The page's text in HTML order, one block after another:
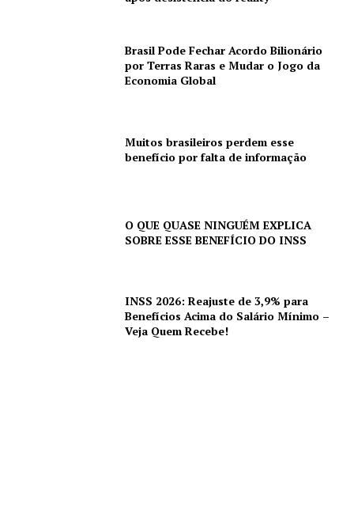
Brasil Pode Fechar Acordo Bilionário
por Terras Raras e Mudar o Jogo da
Economia Global
Muitos brasileiros perdem esse
benefício por falta de informação
O QUE QUASE NINGUÉM EXPLICA
SOBRE ESSE BENEFÍCIO DO INSS
INSS 2026: Reajuste de 3,9% para
Benefícios Acima do Salário Mínimo –
Veja Quem Recebe!